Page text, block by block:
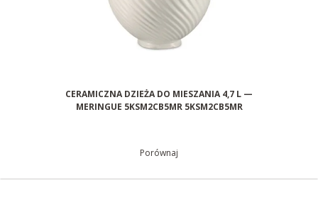
CERAMICZNA DZIEŻA DO MIESZANIA 4,7 L —
MERINGUE 5KSM2CB5MR 5KSM2CB5MR
Porównaj